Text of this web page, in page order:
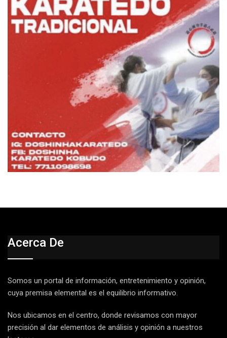
Acerca De
Somos un portal de información, entretenimiento y opinión,
cuya premisa elemental es el equilibrio informativo.
Nos ubicamos en el centro, donde revisamos con mayor
precisión al dar elementos de análisis y opinión a nuestros